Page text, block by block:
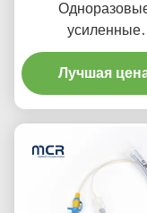
усиленные
эндотрахеальные
с портом
для
Лучшая